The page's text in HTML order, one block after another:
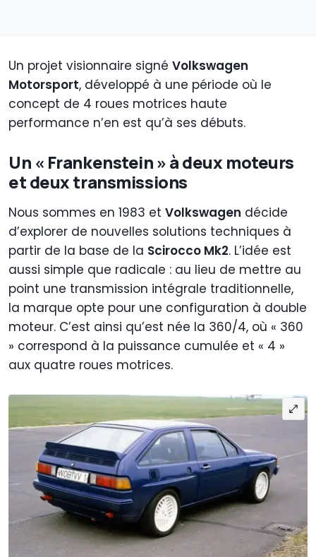
Un projet visionnaire signé Volkswagen
Motorsport, développé à une période où le
concept de 4 roues motrices haute
performance n’en est qu’à ses débuts.
Un « Frankenstein » à deux moteurs
et deux transmissions
Nous sommes en 1983 et Volkswagen décide
d’explorer de nouvelles solutions techniques à
partir de la base de la Scirocco Mk2. L’idée est
aussi simple que radicale : au lieu de mettre au
point une transmission intégrale traditionnelle,
la marque opte pour une configuration à double
moteur. C’est ainsi qu’est née la 360/4, où « 360
» correspond à la puissance cumulée et « 4 »
aux quatre roues motrices.